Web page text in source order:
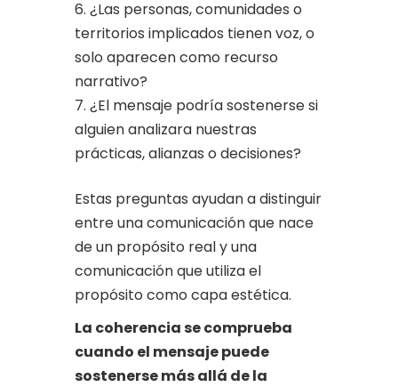
¿Las personas, comunidades o
territorios implicados tienen voz, o
solo aparecen como recurso
narrativo?
¿El mensaje podría sostenerse si
alguien analizara nuestras
prácticas, alianzas o decisiones?
Estas preguntas ayudan a distinguir
entre una comunicación que nace
de un propósito real y una
comunicación que utiliza el
propósito como capa estética.
La coherencia se comprueba
cuando el mensaje puede
sostenerse más allá de la